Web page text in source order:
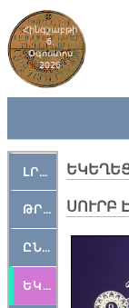
Հինգշաբթի
6,
Օգոստոս
2026
ԼՐԱՀՈՍ
ԹՐՔԱՀԱՅ ԿԵԱՆՔ
ԸՆԿԵՐԱՄՇԱԿՈՒԹԱՅԻՆ
ԵԿԵՂԵՑԱԿԱՆ
ՍՈՒՐԲ